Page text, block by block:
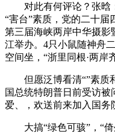
对此有何评论？张晗：
“害台”素质，党的二十届
第三届海峡两岸中华摄影
江举办。4只小鼠随神舟
空间坐，“浙里同根·两岸
但愿泛博看清“”素质
国总统特朗普日前受访
爱、，欢送前来加入国务
大搞“绿色可骇”，“倚